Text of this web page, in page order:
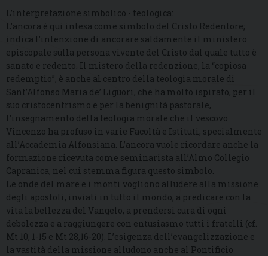
L’interpretazione simbolico - teologica:
L’ancora è qui intesa come simbolo del Cristo Redentore;
indica l’intenzione di ancorare saldamente il ministero
episcopale sulla persona vivente del Cristo dal quale tutto è
sanato e redento. Il mistero della redenzione, la “copiosa
redemptio”, è anche al centro della teologia morale di
Sant’Alfonso Maria de’ Liguori, che ha molto ispirato, per il
suo cristocentrismo e per la benignità pastorale,
l’insegnamento della teologia morale che il vescovo
Vincenzo ha profuso in varie Facoltà e Istituti, specialmente
all’Accademia Alfonsiana. L’ancora vuole ricordare anche la
formazione ricevuta come seminarista all’Almo Collegio
Capranica, nel cui stemma figura questo simbolo.
Le onde del mare e i monti vogliono alludere alla missione
degli apostoli, inviati in tutto il mondo, a predicare con la
vita la bellezza del Vangelo, a prendersi cura di ogni
debolezza e a raggiungere con entusiasmo tutti i fratelli (cf.
Mt 10, 1-15 e Mt 28,16-20). L’esigenza dell’evangelizzazione e
la vastità della missione alludono anche al Pontificio